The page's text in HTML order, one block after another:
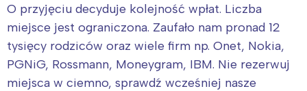
O przyjęciu decyduje kolejność wpłat. Liczba
miejsce jest ograniczona. Zaufało nam pronad 12
tysięcy rodziców oraz wiele firm np. Onet, Nokia,
PGNiG, Rossmann, Moneygram, IBM. Nie rezerwuj
miejsca w ciemno, sprawdź wcześniej nasze